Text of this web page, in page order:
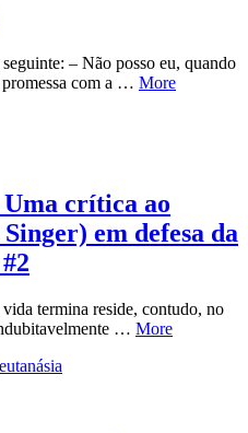
– Não posso eu, quando
com a … More
crítica ao
em defesa da
termina reside, contudo, no
… More
eutanásia